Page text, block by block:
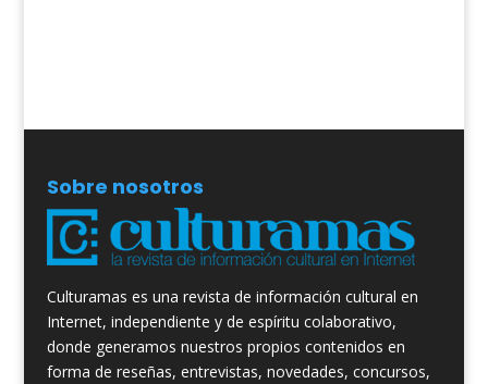
Sobre nosotros
Culturamas es una revista de información cultural en
Internet, independiente y de espíritu colaborativo,
donde generamos nuestros propios contenidos en
forma de reseñas, entrevistas, novedades, concursos,